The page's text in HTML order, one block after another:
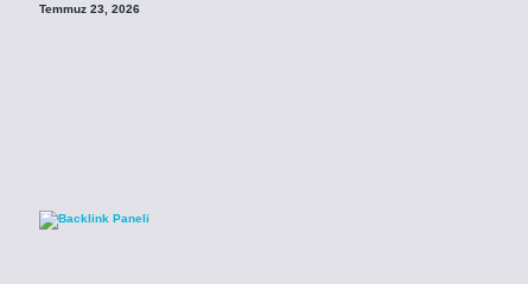
Temmuz 23, 2026